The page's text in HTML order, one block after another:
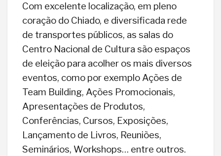
Com excelente localização, em pleno
coração do Chiado, e diversificada rede
de transportes públicos, as salas do
Centro Nacional de Cultura são espaços
de eleição para acolher os mais diversos
eventos, como por exemplo Ações de
Team Building, Ações Promocionais,
Apresentações de Produtos,
Conferências, Cursos, Exposições,
Lançamento de Livros, Reuniões,
Seminários, Workshops… entre outros.